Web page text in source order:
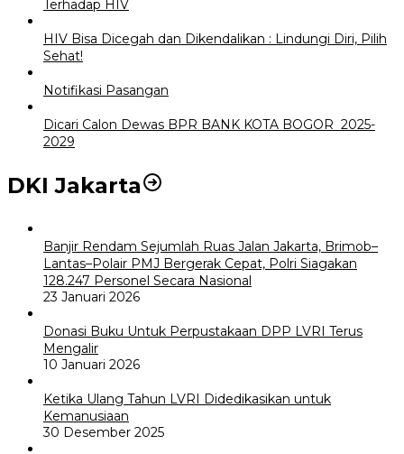
Terhadap HIV
HIV Bisa Dicegah dan Dikendalikan : Lindungi Diri, Pilih
Sehat!
Notifikasi Pasangan
Dicari Calon Dewas BPR BANK KOTA BOGOR 2025-
2029
DKI Jakarta
Banjir Rendam Sejumlah Ruas Jalan Jakarta, Brimob–
Lantas–Polair PMJ Bergerak Cepat, Polri Siagakan
128.247 Personel Secara Nasional
23 Januari 2026
Donasi Buku Untuk Perpustakaan DPP LVRI Terus
Mengalir
10 Januari 2026
Ketika Ulang Tahun LVRI Didedikasikan untuk
Kemanusiaan
30 Desember 2025